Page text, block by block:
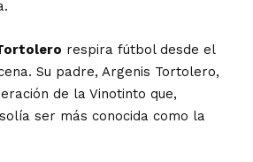
respira fútbol desde el
Su padre, Argenis Tortolero,
de la Vinotinto que,
ser más conocida como la